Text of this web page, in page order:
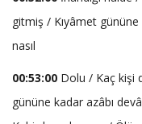
gitmiş / Kıyâmet gününe
nasıl
00:53:00 Dolu / Kaç kişi
gününe kadar azâbı